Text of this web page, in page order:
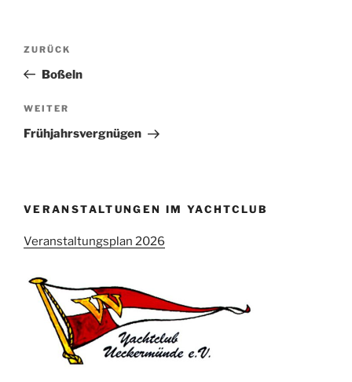
Beitragsnavigation
Vorheriger
Beitrag
ZURÜCK
Boßeln
Nächster
Beitrag
WEITER
Frühjahrsvergnügen
VERANSTALTUNGEN IM YACHTCLUB
Veranstaltungsplan 2026